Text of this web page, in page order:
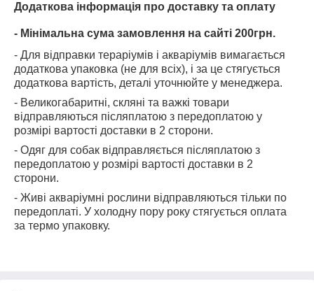
Додаткова інформація про доставку та оплату
- Мінімальна сума замовлення на сайті 200грн.
- Для відправки тераріумів і акваріумів вимагається
додаткова упаковка (не для всіх), і за це стягується
додаткова вартість, деталі уточнюйте у менеджера.
- Великогабаритні, скляні та важкі товари
відправляються післяплатою з передоплатою у
розмірі вартості доставки в 2 сторони.
- Одяг для собак відправляється післяплатою з
передоплатою у розмірі вартості доставки в 2
сторони.
- Живі акваріумні рослини відправляються тільки по
передоплаті. У холодну пору року стягується оплата
за термо упаковку.